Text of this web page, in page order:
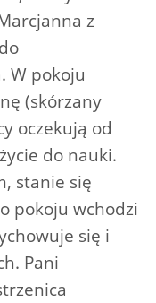
z
W pokoju
(skórzany
oczekują od
do nauki.
stanie się
pokoju wchodzi
się i
Pani